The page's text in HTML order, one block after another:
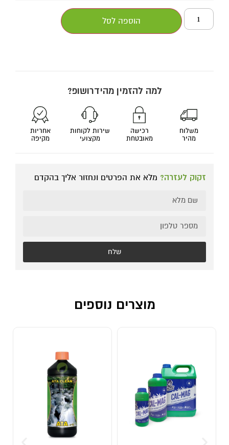
הוספה לסל
למה להזמין מהידרושופ?
משלוח
מהיר
רכישה
מאובטחת
שירות לקוחות
מקצועי
אחריות
מקיפה
זקוק לעזרה? מלא את הפרטים ונחזור אליך בהקדם
שלח
מוצרים נוספים